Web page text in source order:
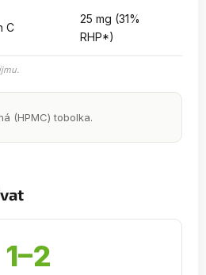
C
25 mg (31%
RHP*)
(HPMC) tobolka.
1–2